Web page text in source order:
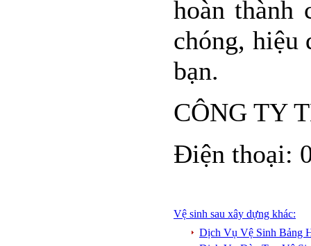
hoàn thành
chóng, hiệu
bạn.
CÔNG TY
Điện thoại:
Vệ sinh sau xây dựng khác:
Dịch Vụ Vệ Sinh Bảng